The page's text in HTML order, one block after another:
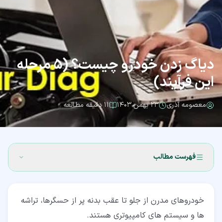
دیاگ زدن خودرو چیست؟ (5 مرحله
این فرآیند)
معصومه آذری ۲۳ بهمن ۱۴۰۳ ۱۱ دقیقه مطالعه
فهرست مطالب
۲‏- قطعات تست شده در دیاگ زدن خودرو
خودروهای مدرن از جلو تا عقب بدنه پر از حسگرها، تراشه
ها و سیستم های کامپیوتری هستند.